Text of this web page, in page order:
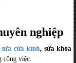
nghiệp
sửa cửa kính, sửa khóa
công việc.